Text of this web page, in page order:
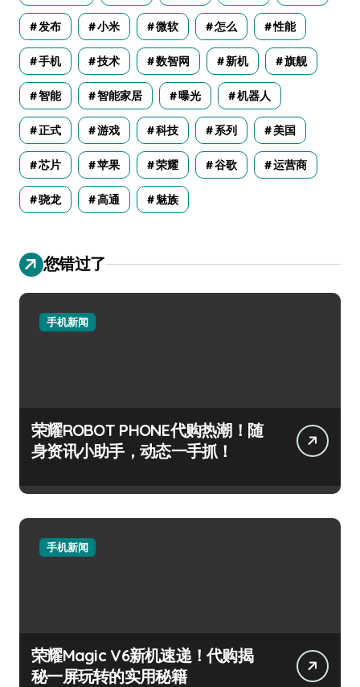
发布 小米 微软 怎么 性能
手机 技术 数智网 新机 旗舰
智能 智能家居 曝光 机器人
正式 游戏 科技 系列 美国
芯片 苹果 荣耀 谷歌 运营商
骁龙 高通 魅族
您错过了
手机新闻
荣耀ROBOT PHONE代购热潮！随
身资讯小助手，动态一手抓！
手机新闻
荣耀Magic V6新机速递！代购揭
秘一屏玩转的实用秘籍